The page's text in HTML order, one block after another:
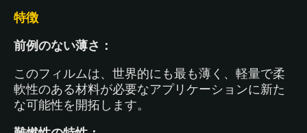
特徴
前例のない薄さ：
このフィルムは、世界的にも最も薄く、軽量で柔
軟性のある材料が必要なアプリケーションに新た
な可能性を開拓します。